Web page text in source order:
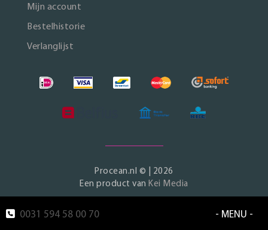
- MENU -
0031 594 58 00 70
Mijn account
Bestelhistorie
Verlanglijst
Procean.nl © | 2026
Een product vanKei Media